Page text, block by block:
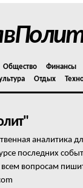
Общество Финансы
Отдых
аналитика
последних
вопросам